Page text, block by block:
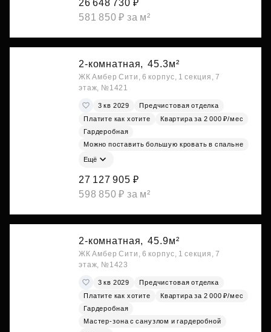
26 648 730 ₽
581 850 ₽ за м²
2-комнатная, 45.3м²
ЖК Амбер Сити, 6 корпус, 1 секция, 7
этаж, №1421
3 кв 2029
Предчистовая отделка
Платите как хотите
Квартира за 2 000 ₽/мес
Гардеробная
Можно поставить большую кровать в спальне
Ещё
27 127 905 ₽
598 850 ₽ за м²
2-комнатная, 45.9м²
ЖК Амбер Сити, 6 корпус, 1 секция, 7
этаж, №1423
3 кв 2029
Предчистовая отделка
Платите как хотите
Квартира за 2 000 ₽/мес
Гардеробная
Мастер-зона с санузлом и гардеробной